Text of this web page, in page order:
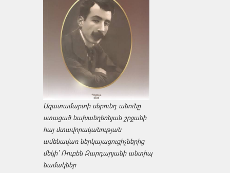
Ազատամարտի սերունդ անունը
ստացած նախաեղեռնյան շրջանի
հայ մտավորականության
ամենավառ ներկայացուցիչներից
մեկի՝ Ռուբեն Զարդարյանի անտիպ
նամակներ